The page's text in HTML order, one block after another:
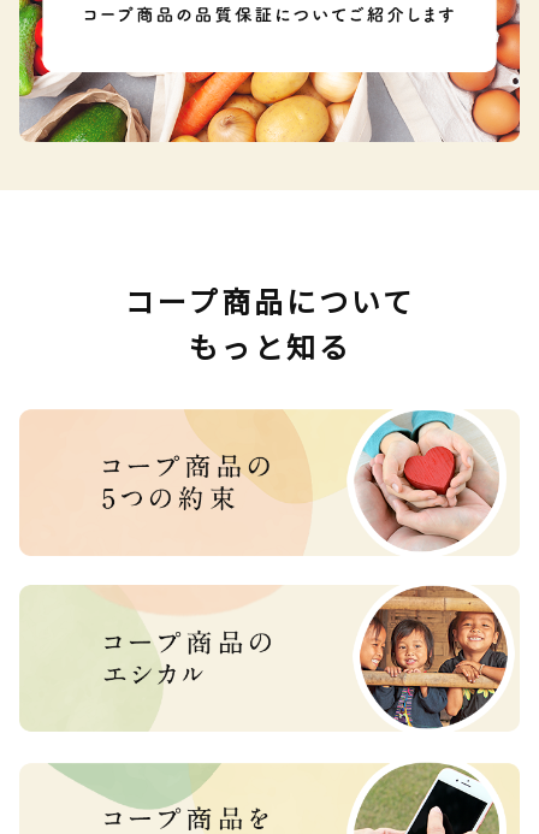
コープ商品について
もっと知る